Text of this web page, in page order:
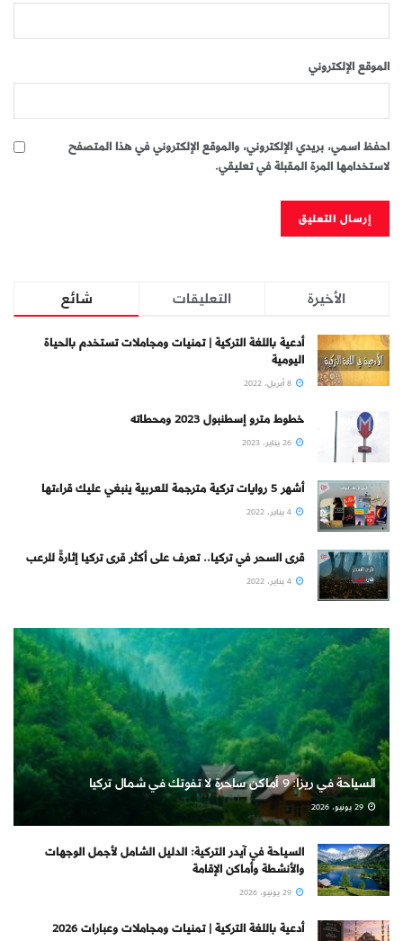
الموقع الإلكتروني
احفظ اسمي، بريدي الإلكتروني، والموقع الإلكتروني في هذا المتصفح
لاستخدامها المرة المقبلة في تعليقي.
شائع التعليقات الأخيرة
أدعية باللغة التركية | تمنيات ومجاملات تستخدم بالحياة
اليومية
خطوط مترو إسطنبول 2023 ومحطاته
أشهر 5 روايات تركية مترجمة للعربية ينبغي عليك قراءتها
قرى السحر في تركيا.. تعرف على أكثر قرى تركيا إثارةً للرعب
السياحة في ريزا: 9 أماكن ساحرة لا تفوتك في شمال تركيا
السياحة في آيدر التركية: الدليل الشامل لأجمل الوجهات
والأنشطة وأماكن الإقامة
أدعية باللغة التركية | تمنيات ومجاملات وعبارات 2026